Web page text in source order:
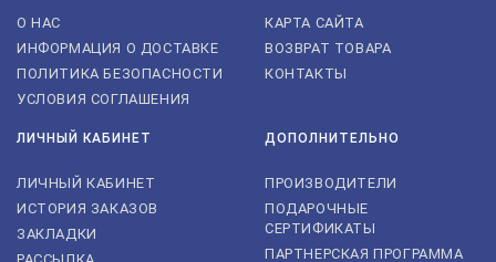
О НАС
ИНФОРМАЦИЯ О ДОСТАВКЕ
ПОЛИТИКА БЕЗОПАСНОСТИ
УСЛОВИЯ СОГЛАШЕНИЯ
КАРТА САЙТА
ВОЗВРАТ ТОВАРА
КОНТАКТЫ
ЛИЧНЫЙ КАБИНЕТ
ЛИЧНЫЙ КАБИНЕТ
ИСТОРИЯ ЗАКАЗОВ
ЗАКЛАДКИ
ДОПОЛНИТЕЛЬНО
ПРОИЗВОДИТЕЛИ
ПОДАРОЧНЫЕ
СЕРТИФИКАТЫ
ПАРТНЕРСКАЯ ПРОГРАММА